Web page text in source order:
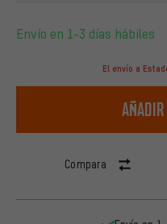
Envío en 1-3 días hábiles
El envío a
Compara